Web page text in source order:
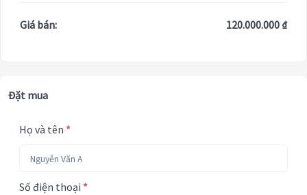
Giá bán: 120.000.000 ₫
Đặt mua
Họ và tên *
Số điện thoại *